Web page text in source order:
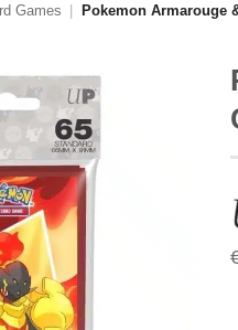
Games Pokemon Armarouge